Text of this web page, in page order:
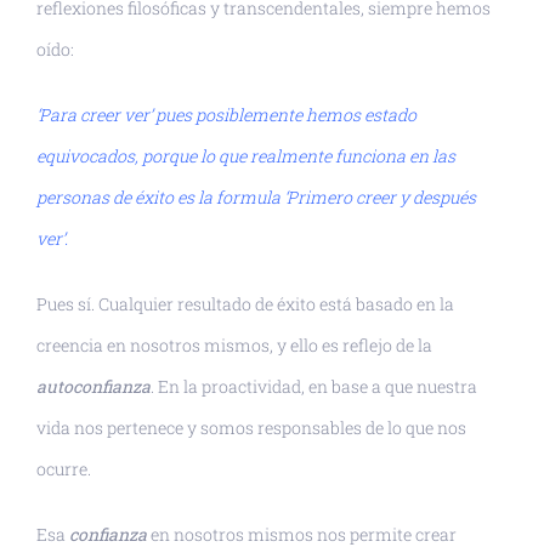
reflexiones filosóficas y transcendentales, siempre hemos
oído:
‘Para creer ver’ pues posiblemente hemos estado
equivocados, porque lo que realmente funciona en las
personas de éxito es la formula ‘Primero creer y después
ver’.
Pues sí. Cualquier resultado de éxito está basado en la
creencia en nosotros mismos, y ello es reflejo de la
autoconfianza. En la proactividad, en base a que nuestra
vida nos pertenece y somos responsables de lo que nos
ocurre.
Esa confianzaen nosotros mismos nos permite crear